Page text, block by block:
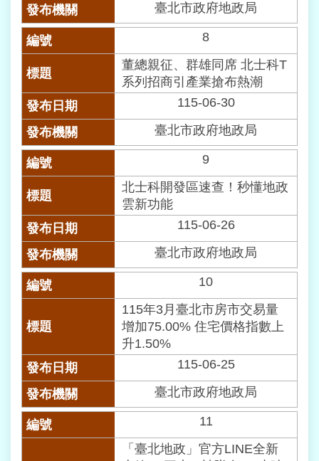
北
站
料
放
隱
權
網
策
臺北市政府地政局
8
董總親征、群雄同席 北士科T
系列招商引產業搶布熱潮
115-06-30
臺北市政府地政局
9
北士科開發區速查！秒懂地政
雲新功能
115-06-26
臺北市政府地政局
10
115年3月臺北市房市交易量
增加75.00% 住宅價格指數上
升1.50%
115-06-25
臺北市政府地政局
11
「臺北地政」官方LINE全新